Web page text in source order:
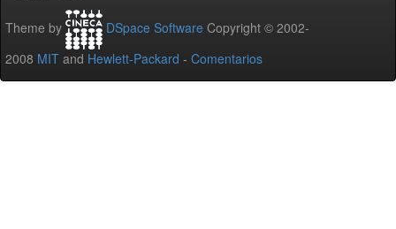
Theme by DSpace Software Copyright © 2002-
2008 MIT and Hewlett-Packard - Comentarios